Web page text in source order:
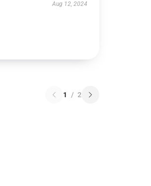
Aug 12, 2024
1 / 2